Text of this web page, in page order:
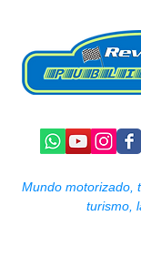
Mundo motorizado,
turismo,